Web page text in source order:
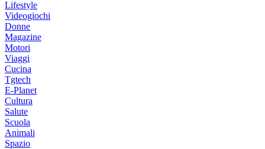
Lifestyle
Videogiochi
Donne
Magazine
Motori
Viaggi
Cucina
Tgtech
E-Planet
Cultura
Salute
Scuola
Animali
Spazio